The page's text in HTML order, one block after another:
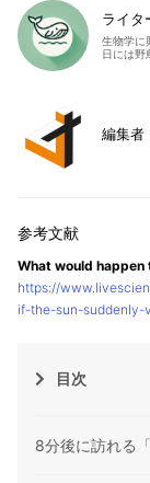
生物学に
日には野
What would happen
https://
if-the-sun-suddenly-
目次
8分後に訪れる